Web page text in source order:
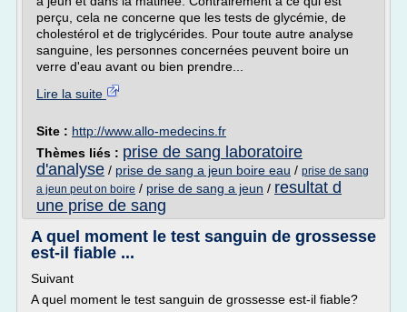
perçu, cela ne concerne que les tests de glycémie, de
cholestérol et de triglycérides. Pour toute autre analyse
sanguine, les personnes concernées peuvent boire un
verre d'eau avant ou bien prendre...
Lire la suite
Site : http://www.allo-medecins.fr
Thèmes liés : prise de sang laboratoire
d'analyse / prise de sang a jeun boire eau / prise de sang
a jeun peut on boire / prise de sang a jeun / resultat d
une prise de sang
A quel moment le test sanguin de grossesse
est-il fiable ...
Suivant
A quel moment le test sanguin de grossesse est-il fiable?